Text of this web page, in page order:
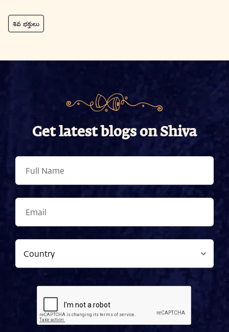
శివ భక్తులు
Get latest blogs on Shiva